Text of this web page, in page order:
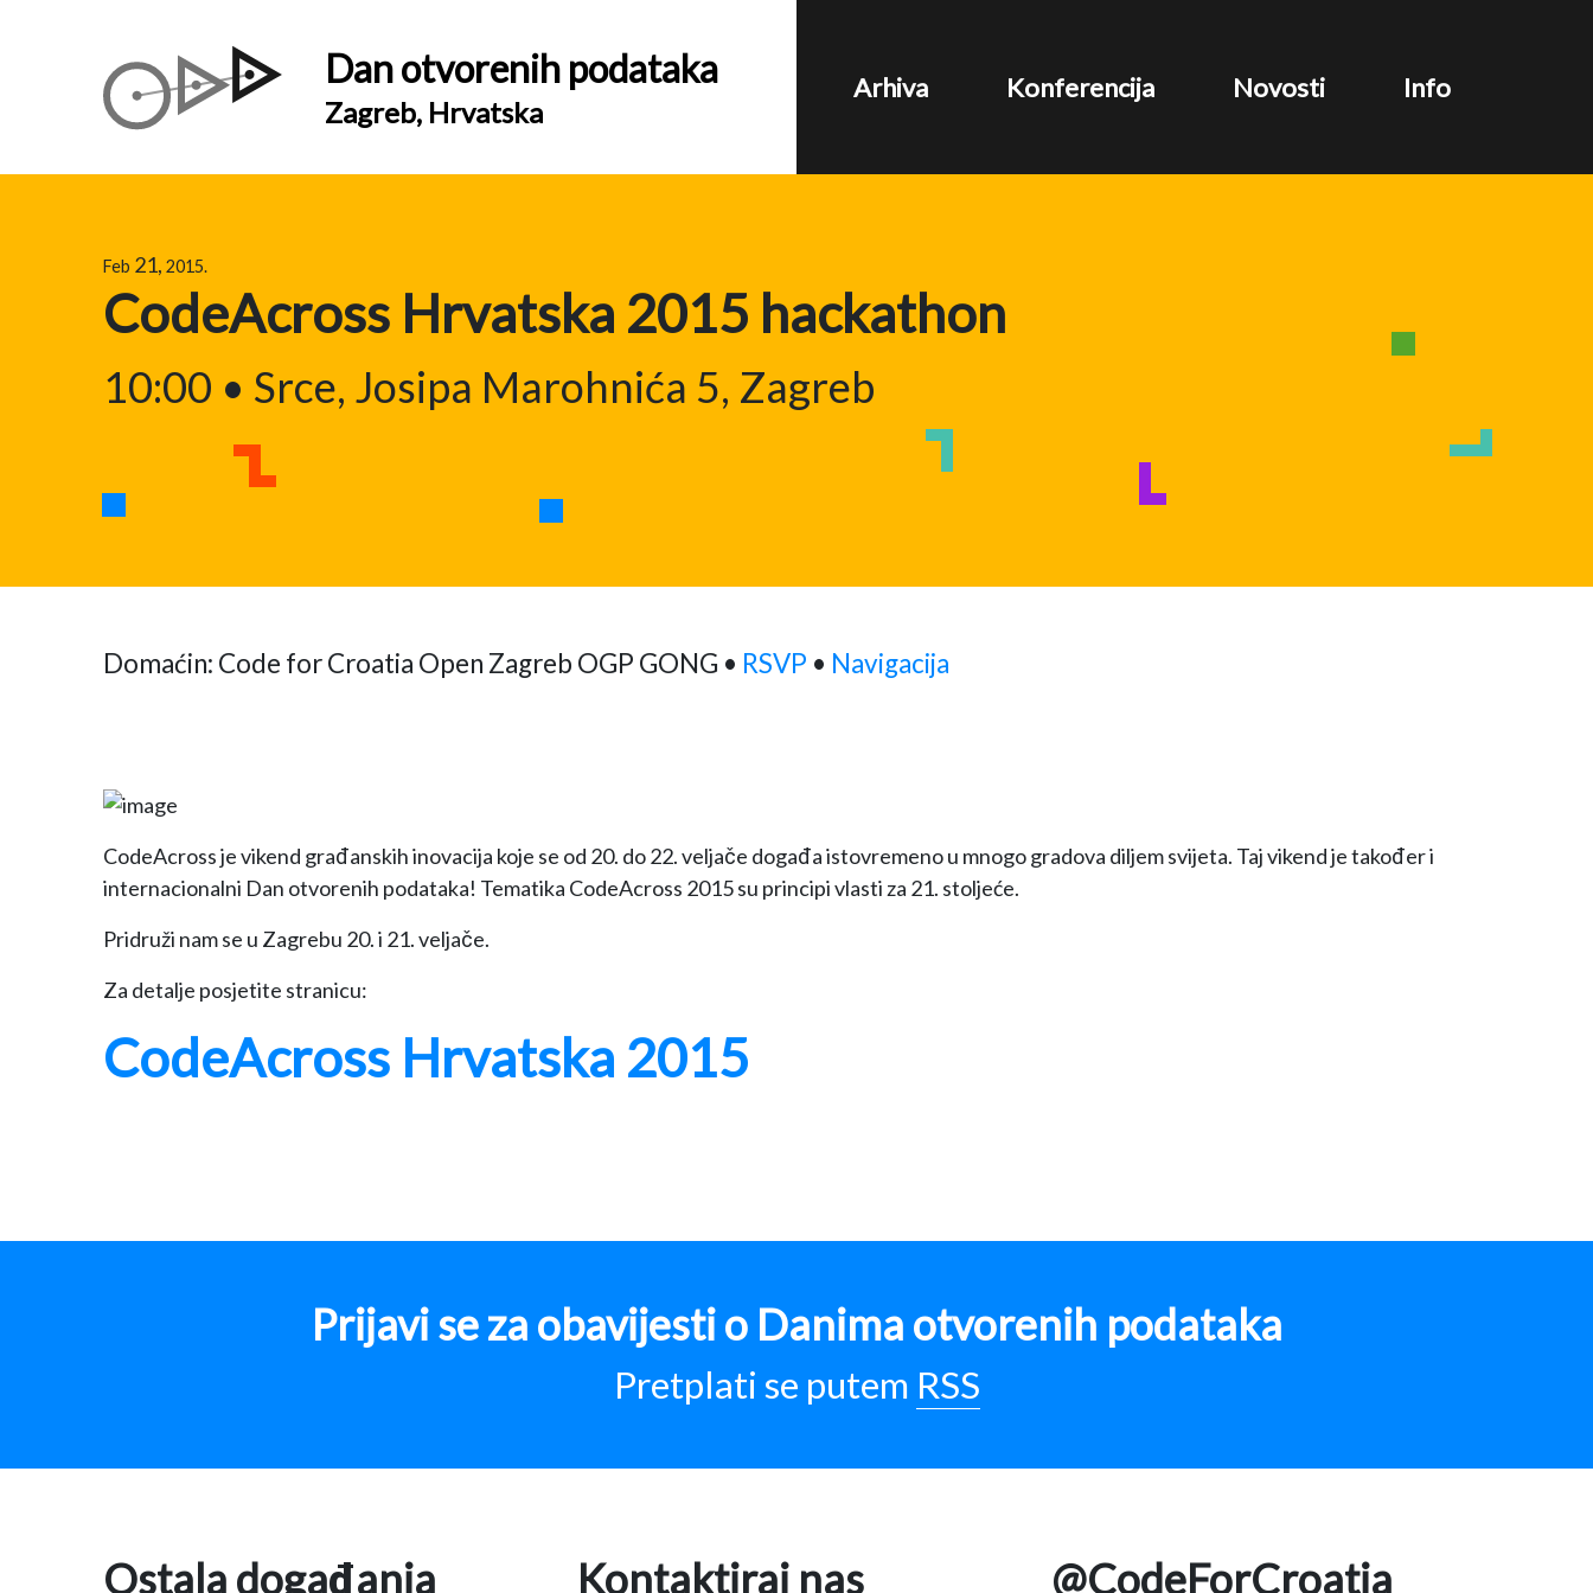
Dan otvorenih podataka
Zagreb, Hrvatska
Arhiva Konferencija Novosti Info
Feb 21, 2015.
CodeAcross Hrvatska 2015 hackathon
10:00 • Srce, Josipa Marohnića 5, Zagreb
Domaćin: Code for Croatia Open Zagreb OGP GONG • RSVP • Navigacija
CodeAcross je vikend građanskih inovacija koje se od 20. do 22. veljače događa istovremeno u mnogo gradova diljem svijeta. Taj vikend je također i
internacionalni Dan otvorenih podataka! Tematika CodeAcross 2015 su principi vlasti za 21. stoljeće.
Pridruži nam se u Zagrebu 20. i 21. veljače.
Za detalje posjetite stranicu:
CodeAcross Hrvatska 2015
Prijavi se za obavijesti o Danima otvorenih podataka
Pretplati se putem RSS
Ostala događanja Kontaktiraj nas @CodeForCroatia